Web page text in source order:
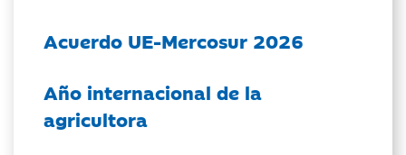
Acuerdo UE-Mercosur 2026
Año internacional de la
agricultora